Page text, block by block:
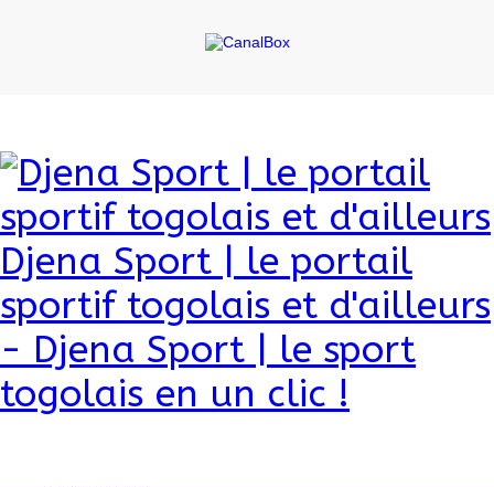
Djena Sport | le portail
sportif togolais et d'ailleurs
- Djena Sport | le sport
togolais en un clic !